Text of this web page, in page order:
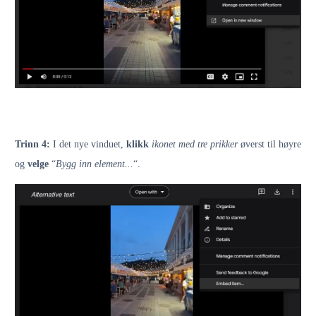
Trinn 4: I det nye vinduet, klikk ikonet med tre prikkerøverst til høyre
og velge “Bygg inn element... “.